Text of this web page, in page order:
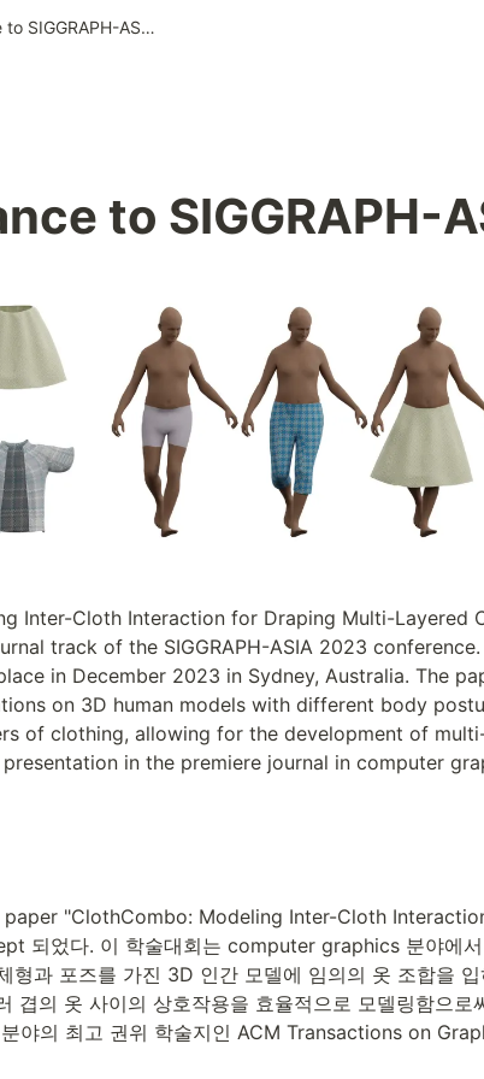
Final acceptance to SIGGRAPH-ASIA 2023 Journal Track
to SIGGRAPH-
Inter-Cloth Interaction for Draping Multi-Layered
track of the SIGGRAPH-ASIA 2023
in December 2023 in Sydney, Australia. The
on 3D human models with different body
of clothing, allowing for the development of
in the premiere journal in computer
paper "ClothCombo: Modeling Inter-Cloth
되었다. 이 학술대회는 computer graphics 분야에
형과 포즈를 가진 3D 인간 모델에 임의의 옷 조합을
겹의 옷 사이의 상호작용을 효율적으로 모델링함으
야의 최고 권위 학술지인 ACM Transactions on